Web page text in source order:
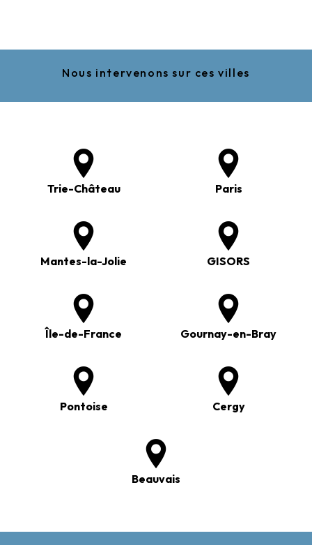
Nous intervenons sur ces villes
Trie-Château Paris
Mantes-la-Jolie GISORS
Île-de-France Gournay-en-Bray
Pontoise Cergy
Beauvais